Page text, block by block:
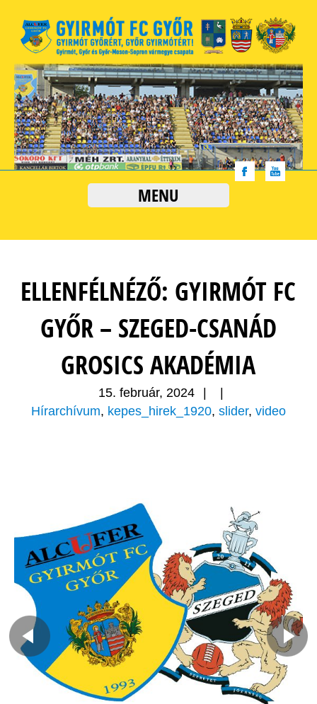
MENU
ELLENFÉLNÉZŐ: GYIRMÓT FC
GYŐR – SZEGED-CSANÁD
GROSICS AKADÉMIA
15. február, 2024
Hírarchívum, kepes_hirek_1920, slider, video